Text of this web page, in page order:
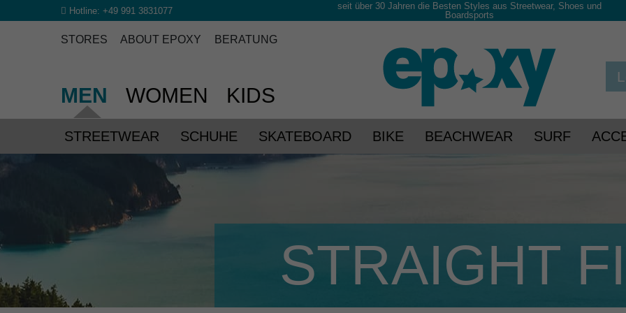
Hotline: +49 991 3831077
seit über 30 Jahren die Besten Styles aus Streetwear, Shoes und
Boardsports
STORES ABOUT EPOXY BERATUNG
MEN WOMEN KIDS
STREETWEAR SCHUHE SKATEBOARD BIKE BEACHWEAR SURF
STRAIGHT